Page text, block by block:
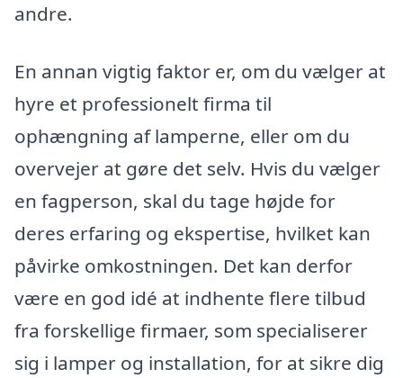
andre.
En annan vigtig faktor er, om du vælger at
hyre et professionelt firma til
ophængning af lamperne, eller om du
overvejer at gøre det selv. Hvis du vælger
en fagperson, skal du tage højde for
deres erfaring og ekspertise, hvilket kan
påvirke omkostningen. Det kan derfor
være en god idé at indhente flere tilbud
fra forskellige firmaer, som specialiserer
sig i lamper og installation, for at sikre dig